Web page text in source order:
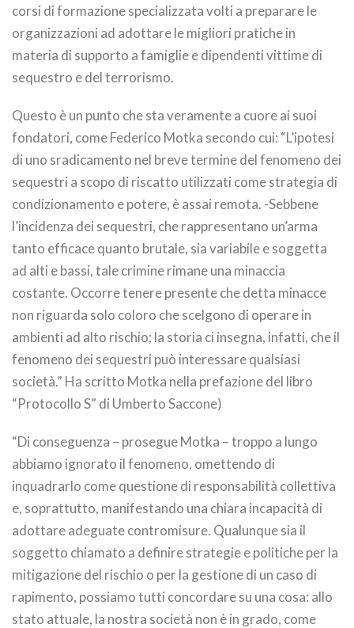
corsi di formazione specializzata volti a preparare le
organizzazioni ad adottare le migliori pratiche in
materia di supporto a famiglie e dipendenti vittime di
sequestro e del terrorismo.
Questo è un punto che sta veramente a cuore ai suoi
fondatori, come Federico Motka secondo cui: “L’ipotesi
di uno sradicamento nel breve termine del fenomeno dei
sequestri a scopo di riscatto utilizzati come strategia di
condizionamento e potere, è assai remota. -Sebbene
l’incidenza dei sequestri, che rappresentano un’arma
tanto efficace quanto brutale, sia variabile e soggetta
ad alti e bassi, tale crimine rimane una minaccia
costante. Occorre tenere presente che detta minacce
non riguarda solo coloro che scelgono di operare in
ambienti ad alto rischio; la storia ci insegna, infatti, che il
fenomeno dei sequestri può interessare qualsiasi
società.” Ha scritto Motka nella prefazione del libro
“Protocollo S” di Umberto Saccone)
“Di conseguenza – prosegue Motka – troppo a lungo
abbiamo ignorato il fenomeno, omettendo di
inquadrarlo come questione di responsabilità collettiva
e, soprattutto, manifestando una chiara incapacità di
adottare adeguate contromisure. Qualunque sia il
soggetto chiamato a definire strategie e politiche per la
mitigazione del rischio o per la gestione di un caso di
rapimento, possiamo tutti concordare su una cosa: allo
stato attuale, la nostra società non è in grado, come